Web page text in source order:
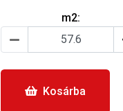
m2:
Kosárba